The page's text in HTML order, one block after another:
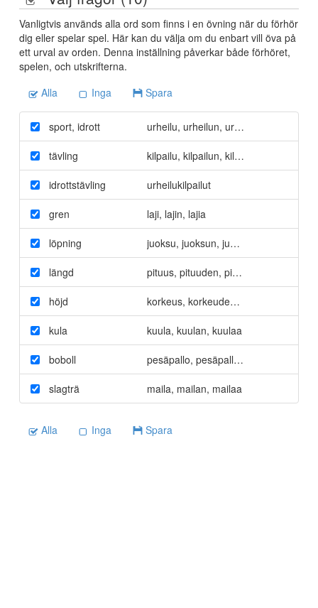
Vanligtvis används alla ord som finns i en övning när du förhör
dig eller spelar spel. Här kan du välja om du enbart vill öva på
ett urval av orden. Denna inställning påverkar både förhöret,
spelen, och utskrifterna.
Alla
Inga Spara
sport, idrott urheilu, urheilun, urheilua
tävling kilpailu, kilpailun, kilpailua
idrottstävling urheilukilpailut
gren laji, lajin, lajia
löpning juoksu, juoksun, juoksua
längd pituus, pituuden, pituutta
höjd korkeus, korkeuden,korkeutta
kula kuula, kuulan, kuulaa
boboll pesäpallo, pesäpallon
slagträ maila, mailan, mailaa
Alla Inga Spara